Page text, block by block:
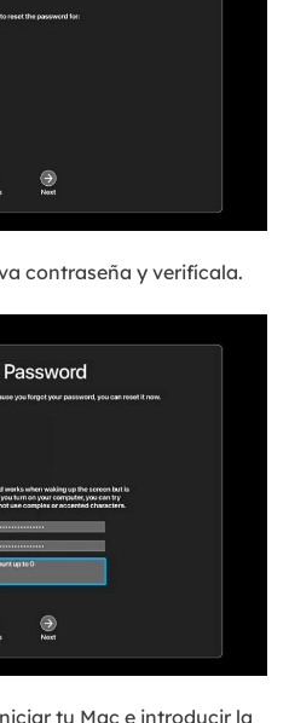
contraseña y verifícala.
tu Mac e introducir la